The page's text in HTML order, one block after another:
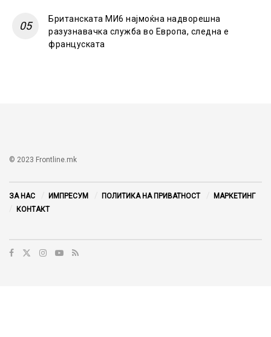
Британската МИ6 најмоќна надворешна
разузнавачка служба во Европа, следна е
француската
© 2023 Frontline.mk
ЗА НАС ИМПРЕСУМ ПОЛИТИКА НА ПРИВАТНОСТ
МАРКЕТИНГ
КОНТАКТ